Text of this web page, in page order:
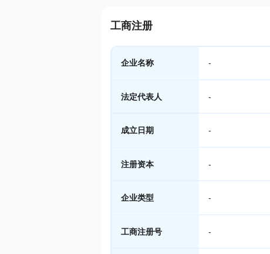
工商注册
企业名称 -
法定代表人 -
成立日期 -
注册资本 -
企业类型 -
工商注册号 -